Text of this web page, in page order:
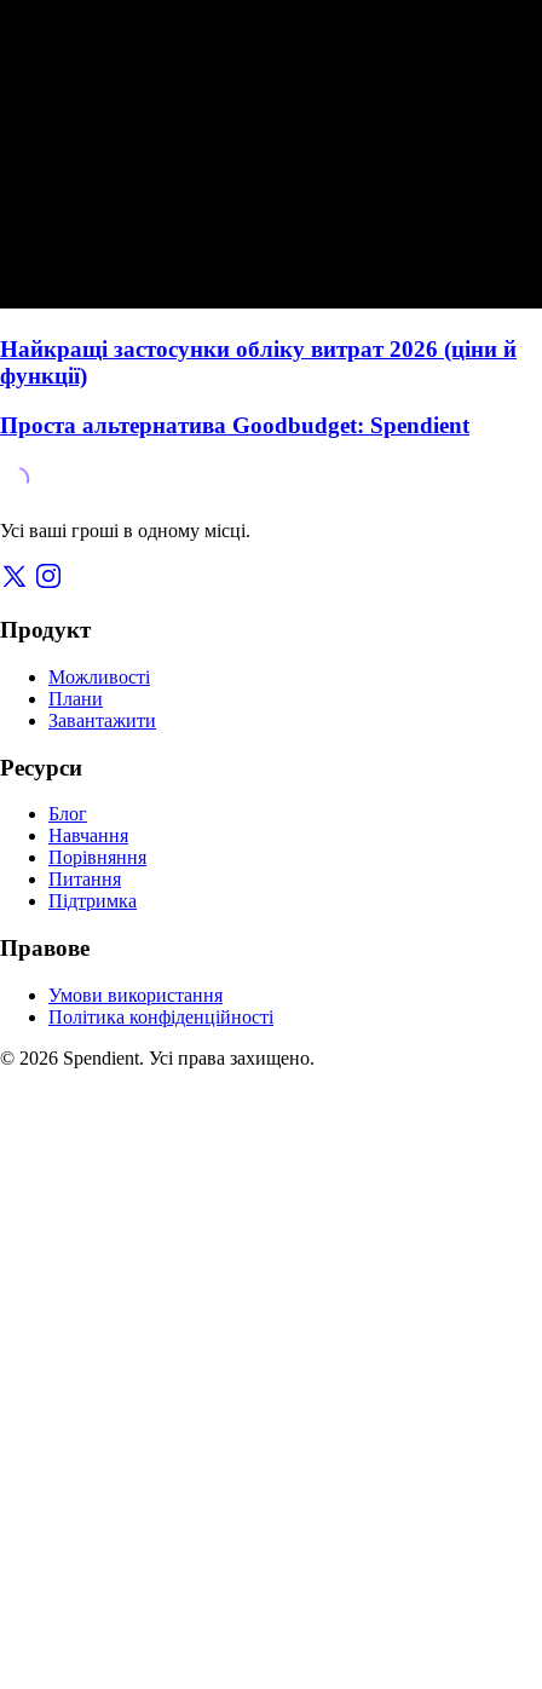
Найкращі застосунки обліку витрат 2026 (ціни й
функції)
Проста альтернатива Goodbudget: Spendient
Усі ваші гроші в одному місці.
Продукт
Можливості
Плани
Завантажити
Ресурси
Блог
Навчання
Порівняння
Питання
Підтримка
Правове
Умови використання
Політика конфіденційності
© 2026 Spendient. Усі права захищено.